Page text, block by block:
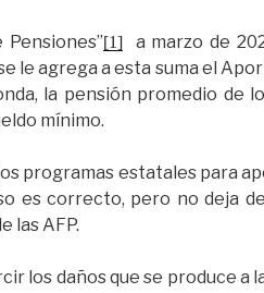
[1]a marzo de
le agrega a esta suma el
la pensión promedio de
mínimo.
programas estatales para
es correcto, pero no deja
las AFP.
los daños que se produce